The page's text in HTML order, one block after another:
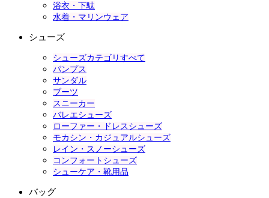
浴衣・下駄
水着・マリンウェア
シューズ
シューズカテゴリすべて
パンプス
サンダル
ブーツ
スニーカー
バレエシューズ
ローファー・ドレスシューズ
モカシン・カジュアルシューズ
レイン・スノーシューズ
コンフォートシューズ
シューケア・靴用品
バッグ